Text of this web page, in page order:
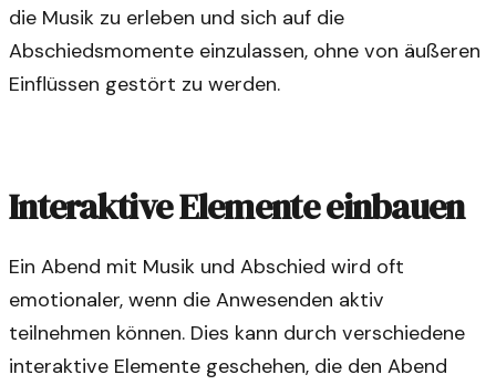
die Musik zu erleben und sich auf die
Abschiedsmomente einzulassen, ohne von äußeren
Einflüssen gestört zu werden.
Interaktive Elemente einbauen
Ein Abend mit Musik und Abschied wird oft
emotionaler, wenn die Anwesenden aktiv
teilnehmen können. Dies kann durch verschiedene
interaktive Elemente geschehen, die den Abend